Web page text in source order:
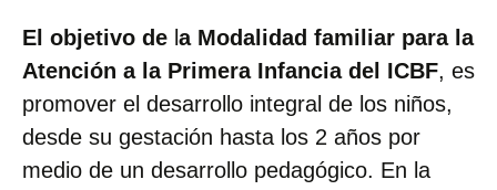
El objetivo de a Modalidad familiar para la
Atención a la Primera Infancia del ICBF, es
promover el desarrollo integral de los niños,
desde su gestación hasta los 2 años por
medio de un desarrollo pedagógico. En la